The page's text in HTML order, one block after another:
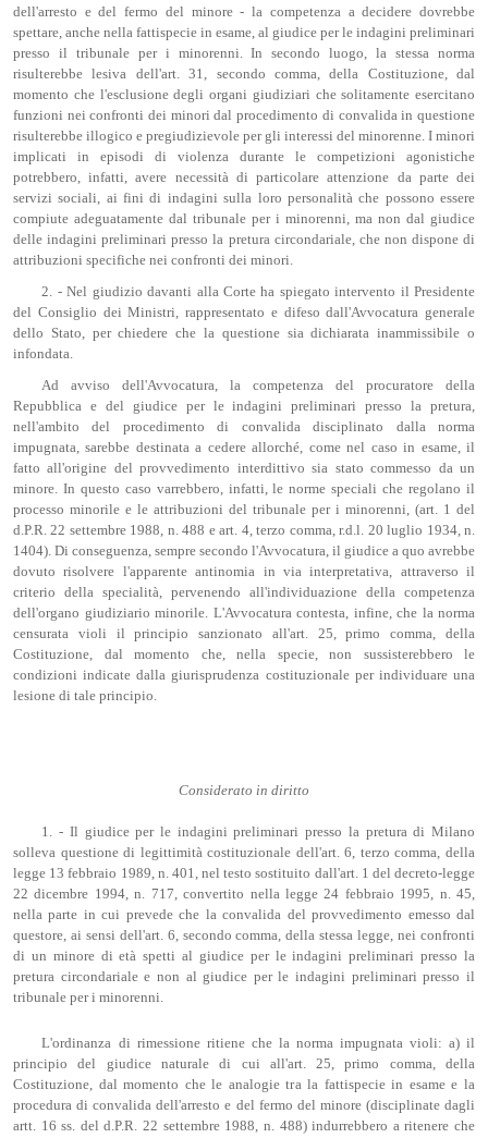
dell'arresto e del fermo del minore - la competenza a decidere dovrebbe
spettare, anche nella fattispecie in esame, al giudice per le indagini preliminari
presso il tribunale per i minorenni. In secondo luogo, la stessa norma
risulterebbe lesiva dell'art. 31, secondo comma, della Costituzione, dal
momento che l'esclusione degli organi giudiziari che solitamente esercitano
funzioni nei confronti dei minori dal procedimento di convalida in questione
risulterebbe illogico e pregiudizievole per gli interessi del minorenne. I minori
implicati in episodi di violenza durante le competizioni agonistiche
potrebbero, infatti, avere necessità di particolare attenzione da parte dei
servizi sociali, ai fini di indagini sulla loro personalità che possono essere
compiute adeguatamente dal tribunale per i minorenni, ma non dal giudice
delle indagini preliminari presso la pretura circondariale, che non dispone di
attribuzioni specifiche nei confronti dei minori.
2. - Nel giudizio davanti alla Corte ha spiegato intervento il Presidente
del Consiglio dei Ministri, rappresentato e difeso dall'Avvocatura generale
dello Stato, per chiedere che la questione sia dichiarata inammissibile o
infondata.
Ad avviso dell'Avvocatura, la competenza del procuratore della
Repubblica e del giudice per le indagini preliminari presso la pretura,
nell'ambito del procedimento di convalida disciplinato dalla norma
impugnata, sarebbe destinata a cedere allorché, come nel caso in esame, il
fatto all'origine del provvedimento interdittivo sia stato commesso da un
minore. In questo caso varrebbero, infatti, le norme speciali che regolano il
processo minorile e le attribuzioni del tribunale per i minorenni, (art. 1 del
d.P.R. 22 settembre 1988, n. 488 e art. 4, terzo comma, r.d.l. 20 luglio 1934, n.
1404). Di conseguenza, sempre secondo l'Avvocatura, il giudice a quo avrebbe
dovuto risolvere l'apparente antinomia in via interpretativa, attraverso il
criterio della specialità, pervenendo all'individuazione della competenza
dell'organo giudiziario minorile. L'Avvocatura contesta, infine, che la norma
censurata violi il principio sanzionato all'art. 25, primo comma, della
Costituzione, dal momento che, nella specie, non sussisterebbero le
condizioni indicate dalla giurisprudenza costituzionale per individuare una
lesione di tale principio.
Considerato in diritto
1. - Il giudice per le indagini preliminari presso la pretura di Milano
solleva questione di legittimità costituzionale dell'art. 6, terzo comma, della
legge 13 febbraio 1989, n. 401, nel testo sostituito dall'art. 1 del decreto-legge
22 dicembre 1994, n. 717, convertito nella legge 24 febbraio 1995, n. 45,
nella parte in cui prevede che la convalida del provvedimento emesso dal
questore, ai sensi dell'art. 6, secondo comma, della stessa legge, nei confronti
di un minore di età spetti al giudice per le indagini preliminari presso la
pretura circondariale e non al giudice per le indagini preliminari presso il
tribunale per i minorenni.
L'ordinanza di rimessione ritiene che la norma impugnata violi: a) il
principio del giudice naturale di cui all'art. 25, primo comma, della
Costituzione, dal momento che le analogie tra la fattispecie in esame e la
procedura di convalida dell'arresto e del fermo del minore (disciplinate dagli
artt. 16 ss. del d.P.R. 22 settembre 1988, n. 488) indurrebbero a ritenere che